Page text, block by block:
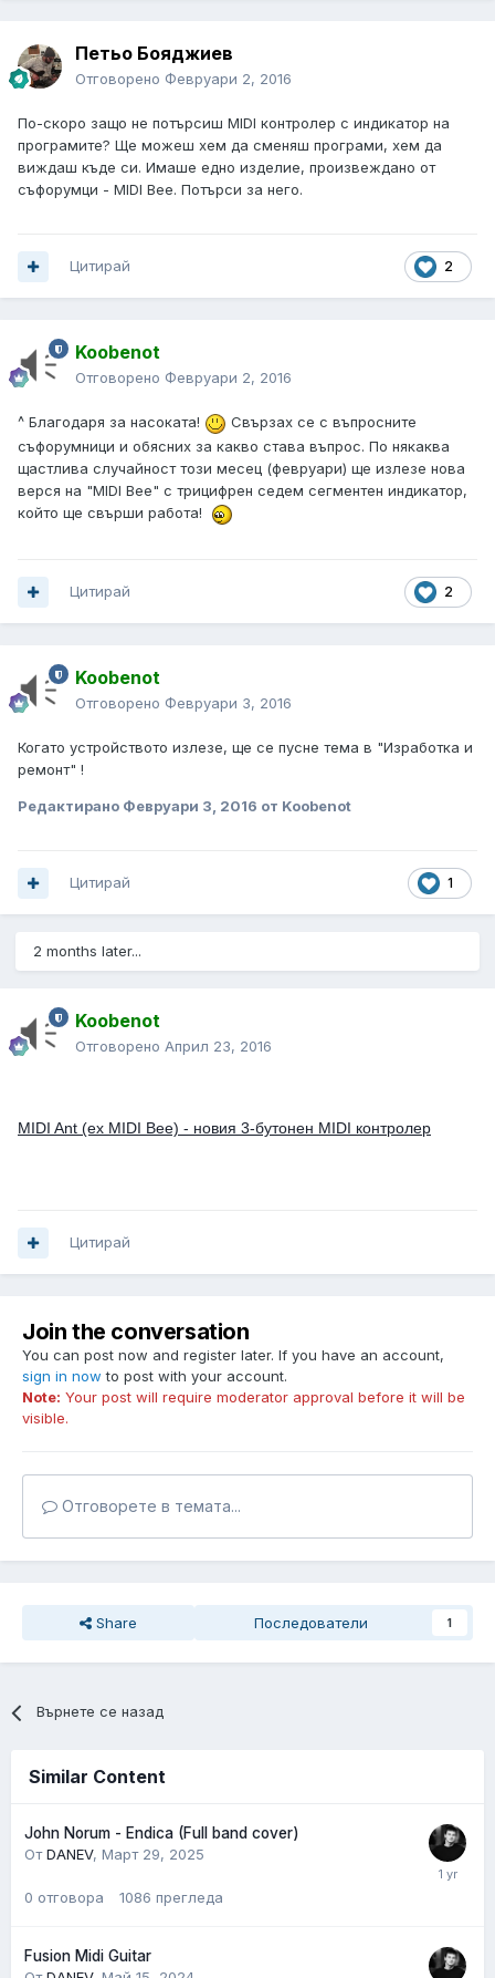
Петьо Бояджиев
Отговорено Февруари 2, 2016
По-скоро защо не потърсиш MIDI контролер с индикатор на
програмите? Ще можеш хем да сменяш програми, хем да
виждаш къде си. Имаше едно изделие, произвеждано от
съфорумци - MIDI Bee. Потърси за него.
2
Цитирай
Koobenot
Отговорено Февруари 2, 2016
^ Благодаря за насоката!
Свързах се с въпросните
съфорумници и обясних за какво става въпрос. По някаква
щастлива случайност този месец (февруари) ще излезе нова
верся на "MIDI Bee" с трицифрен седем сегментен индикатор,
който ще свърши работа!
2
Цитирай
Koobenot
Отговорено Февруари 3, 2016
Когато устройството излезе, ще се пусне тема в "Изработка и
ремонт" !
Редактирано Февруари 3, 2016 от Koobenot
1
Цитирай
2 months later...
Koobenot
Отговорено Април 23, 2016
MIDI Ant (ex MIDI Bee) - новия 3-бутонен MIDI контролер
Цитирай
Join the conversation
You can post now and register later. If you have an account,
sign in now to post with your account.
Note: Your post will require moderator approval before it will be
visible.
Отговорете в темата...
Share Последователи 1
Върнете се назад
Similar Content
John Norum - Endica (Full band cover)
ОтDANEV, Март 29, 2025
0 отговора 1086 прегледа
Fusion Midi Guitar